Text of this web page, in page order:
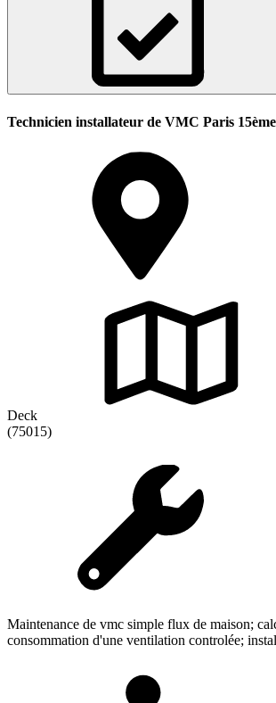
Technicien installateur de VMC Paris
Deck
(75015)
Maintenance de vmc simple flux de maison;
consommation d'une ventilation controlée;